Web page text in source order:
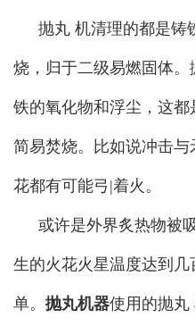
抛丸 机清理的都是铸
烧，归于二级易燃固体。
铁的氧化物和浮尘，这
简易焚烧。比如说冲击
花都有可能弓|着火。
或许是外界炙热物被
生的火花火星温度达到
单。 抛丸机器使用的抛丸